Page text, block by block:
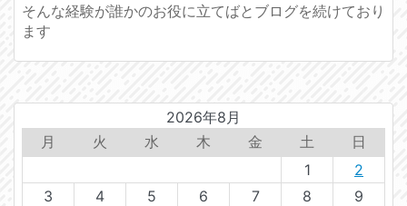
そんな経験が誰かのお役に立てばとブログを続けており
ます
2026年8月
月
火 水 木 金 土
日
1
2
3
4 5 6 7 8
9